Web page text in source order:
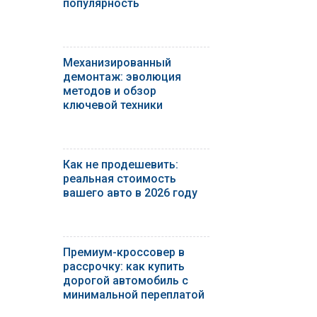
популярность
Механизированный
демонтаж: эволюция
методов и обзор
ключевой техники
Как не продешевить:
реальная стоимость
вашего авто в 2026 году
Премиум-кроссовер в
рассрочку: как купить
дорогой автомобиль с
минимальной переплатой